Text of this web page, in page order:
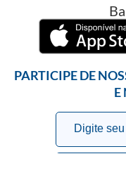
PARTICIPE DE
E